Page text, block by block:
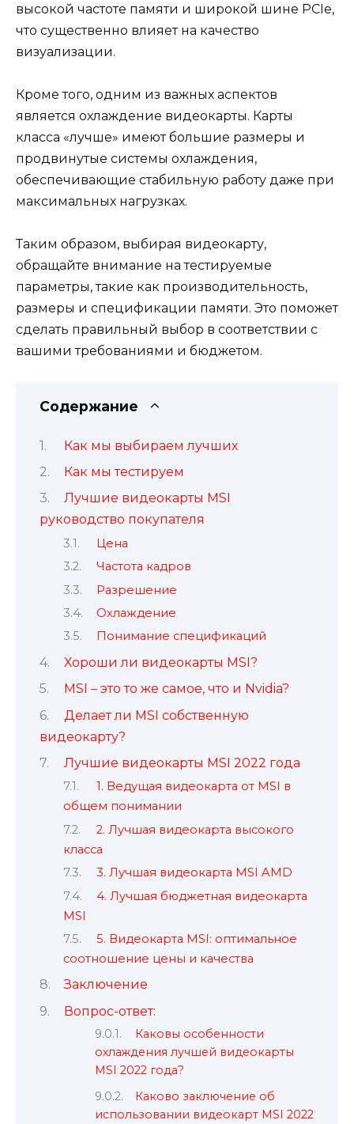
высокой частоте памяти и широкой шине PCIe,
что существенно влияет на качество
визуализации.
Кроме того, одним из важных аспектов
является охлаждение видеокарты. Карты
класса «лучше» имеют большие размеры и
продвинутые системы охлаждения,
обеспечивающие стабильную работу даже при
максимальных нагрузках.
Таким образом, выбирая видеокарту,
обращайте внимание на тестируемые
параметры, такие как производительность,
размеры и спецификации памяти. Это поможет
сделать правильный выбор в соответствии с
вашими требованиями и бюджетом.
Содержание
Как мы выбираем лучших
Как мы тестируем
Лучшие видеокарты MSI
руководство покупателя
Цена
Частота кадров
Разрешение
Охлаждение
Понимание спецификаций
Хороши ли видеокарты MSI?
MSI – это то же самое, что и Nvidia?
Делает ли MSI собственную
видеокарту?
Лучшие видеокарты MSI 2022 года
1. Ведущая видеокарта от MSI в
общем понимании
2. Лучшая видеокарта высокого
класса
3. Лучшая видеокарта MSI AMD
4. Лучшая бюджетная видеокарта
MSI
5. Видеокарта MSI: оптимальное
соотношение цены и качества
Заключение
Вопрос-ответ:
Каковы особенности
охлаждения лучшей видеокарты
MSI 2022 года?
Каково заключение об
использовании видеокарт MSI 2022